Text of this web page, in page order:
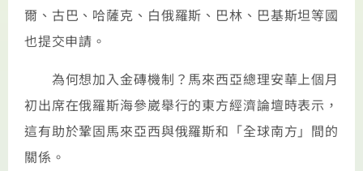
爾、古巴、哈薩克、白俄羅斯、巴林、巴基斯坦等國
也提交申請。
為何想加入金磚機制？馬來西亞總理安華上個月
初出席在俄羅斯海參崴舉行的東方經濟論壇時表示，
這有助於鞏固馬來亞西與俄羅斯和「全球南方」間的
關係。